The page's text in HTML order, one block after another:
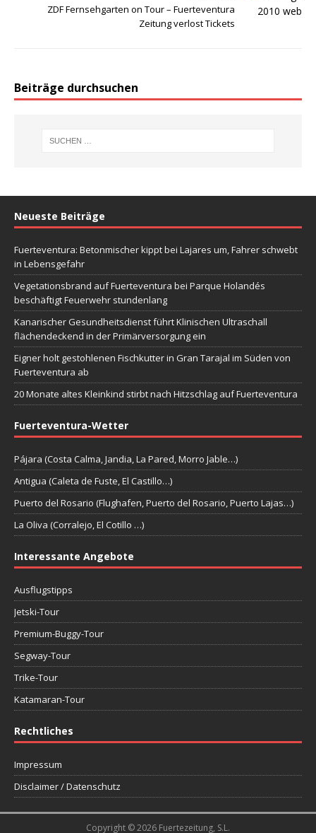
ZDF Fernsehgarten on Tour – Fuerteventura
Zeitung verlost Tickets
Beiträge durchsuchen
Neueste Beiträge
Fuerteventura: Betonmischer kippt bei Lajares um, Fahrer schwebt
in Lebensgefahr
Vegetationsbrand auf Fuerteventura bei Parque Holandés
beschäftigt Feuerwehr stundenlang
Kanarischer Gesundheitsdienst führt Klinischen Ultraschall
flächendeckend in der Primärversorgung ein
Eigner holt gestohlenen Fischkutter in Gran Tarajal im Süden von
Fuerteventura ab
20 Monate altes Kleinkind stirbt nach Hitzschlag auf Fuerteventura
Fuerteventura-Wetter
Pájara (Costa Calma, Jandia, La Pared, Morro Jable…)
Antigua (Caleta de Fuste, El Castillo…)
Puerto del Rosario (Flughafen, Puerto del Rosario, Puerto Lajas…)
La Oliva (Corralejo, El Cotillo …)
Interessante Angebote
Ausflugstipps
Jetski-Tour
Premium-Buggy-Tour
Segway-Tour
Trike-Tour
Katamaran-Tour
Rechtliches
Impressum
Disclaimer / Datenschutz
Copyright © 2026 Fuertezeitung, S.L.